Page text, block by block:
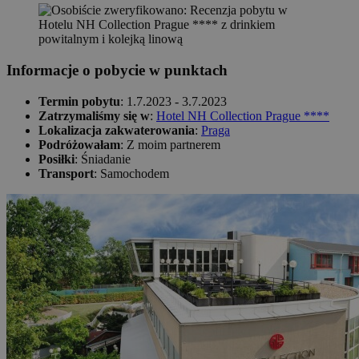
Informacje o pobycie w punktach
Termin pobytu: 1.7.2023 - 3.7.2023
Zatrzymaliśmy się w: Hotel NH Collection Prague ****
Lokalizacja zakwaterowania: Praga
Podróżowałam: Z moim partnerem
Posiłki: Śniadanie
Transport: Samochodem